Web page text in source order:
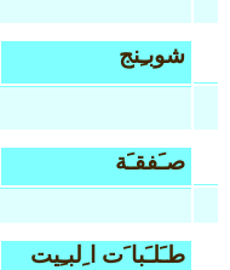
شوبـِنج
صـَفقـَة
طـَلـَبا َت ا ِلبـِيت